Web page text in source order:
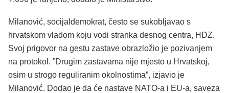
Milanović, socijaldemokrat, često se sukobljavao s
hrvatskom vladom koju vodi stranka desnog centra, HDZ.
Svoj prigovor na gestu zastave obrazložio je pozivanjem
na protokol. ”Drugim zastavama nije mjesto u Hrvatskoj,
osim u strogo reguliranim okolnostima”, izjavio je
Milanović. Dodao je da će nastave NATO-a i EU-a, saveza